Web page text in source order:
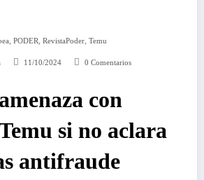
PODER RevistaPoder, Temu
11/10/2024 0 Comentarios
con
si no aclara
antifraude